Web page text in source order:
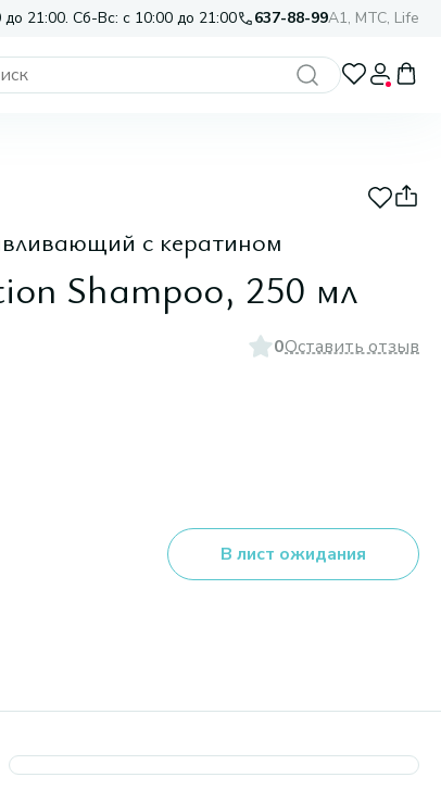
21:00. Сб-Вс: с 10:00 до 21:00 637-88-99A1, МТС, Life
с кератином
Shampoo, 250 мл
0Оставить отзыв
В лист ожидания